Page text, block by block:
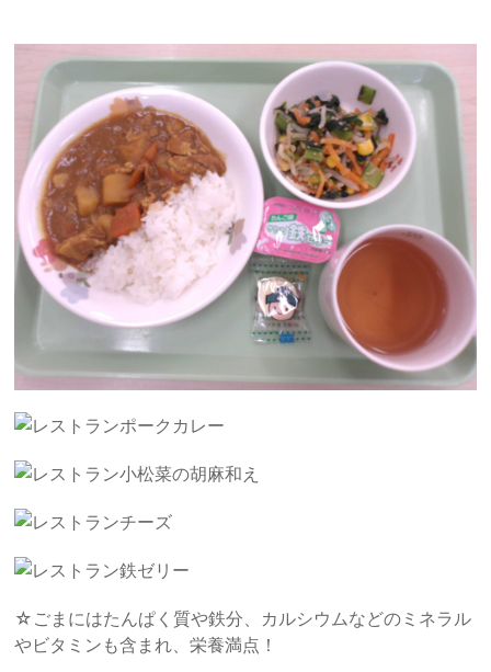
ポークカレー
小松菜の胡麻和え
チーズ
鉄ゼリー
☆ごまにはたんぱく質や鉄分、カルシウムなどのミネラル
やビタミンも含まれ、栄養満点！